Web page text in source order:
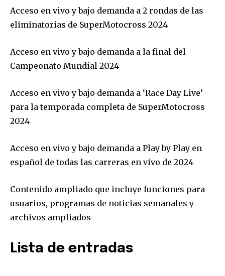
Únete a nuestra comunidad de
Acceso en vivo y bajo demanda a 2 rondas de las
eliminatorias de SuperMotocross 2024
Acceso en vivo y bajo demanda a la final del
Campeonato Mundial 2024
Acceso en vivo y bajo demanda a ‘Race Day Live’
para la temporada completa de SuperMotocross
2024
Acceso en vivo y bajo demanda a Play by Play en
español de todas las carreras en vivo de 2024
Contenido ampliado que incluye funciones para
usuarios, programas de noticias semanales y
archivos ampliados
Lista de entradas